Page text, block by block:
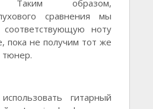
Таким образом,
сравнения мы
ноту
пока не получим тот же
тюнер.
гитарный